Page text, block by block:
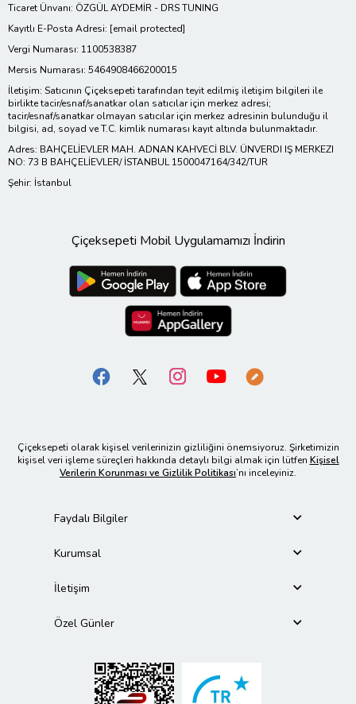
Ticaret Ünvanı: ÖZGÜL AYDEMİR - DRS TUNING
Kayıtlı E-Posta Adresi: [email protected]
Vergi Numarası: 1100538387
Mersis Numarası: 5464908466200015
İletişim: Satıcının Çiçeksepeti tarafından teyit edilmiş iletişim bilgileri ile
birlikte tacir/esnaf/sanatkar olan satıcılar için merkez adresi;
tacir/esnaf/sanatkar olmayan satıcılar için merkez adresinin bulunduğu il
bilgisi, ad, soyad ve T.C. kimlik numarası kayıt altında bulunmaktadır.
Adres: BAHÇELİEVLER MAH. ADNAN KAHVECİ BLV. ÜNVERDI IŞ MERKEZI
NO: 73 B BAHÇELİEVLER/ İSTANBUL 1500047164/342/TUR
Şehir: İstanbul
Çiçeksepeti Mobil Uygulamamızı İndirin
Çiçeksepeti olarak kişisel verilerinizin gizliliğini önemsiyoruz. Şirketimizin
kişisel veri işleme süreçleri hakkında detaylı bilgi almak için lütfen Kişisel
Verilerin Korunması ve Gizlilik Politikası’nı inceleyiniz.
Faydalı Bilgiler
Kurumsal
İletişim
Özel Günler